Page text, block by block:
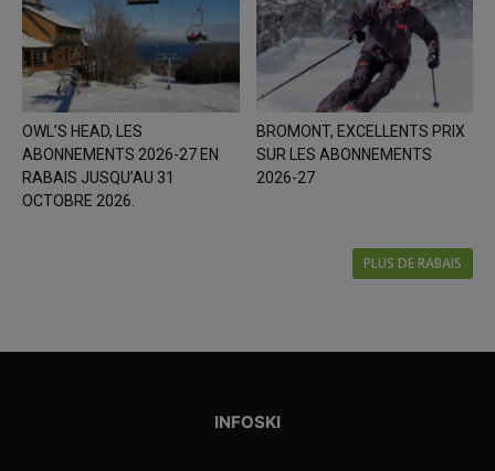
OWL’S HEAD, LES
ABONNEMENTS 2026-27 EN
RABAIS JUSQU’AU 31
OCTOBRE 2026.
BROMONT, EXCELLENTS PRIX
SUR LES ABONNEMENTS
2026-27
PLUS DE RABAIS
INFOSKI